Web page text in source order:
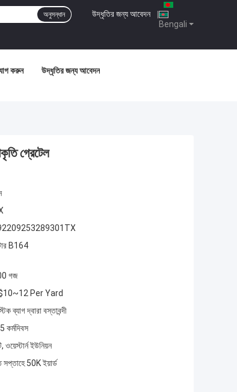
Bengali
উদ্ধৃতির জন্য আবেদন |
অনুসন্ধান
করুন উদ্ধৃতির জন্য আবেদন
গ্রেটেল
B164
গজ
Per Yard
ব্যাগ দ্বারা বস্তাবন্দী
কর্মদিবস
ওয়েস্টার্ন ইউনিয়ন
সপ্তাহে 50K ইয়ার্ড